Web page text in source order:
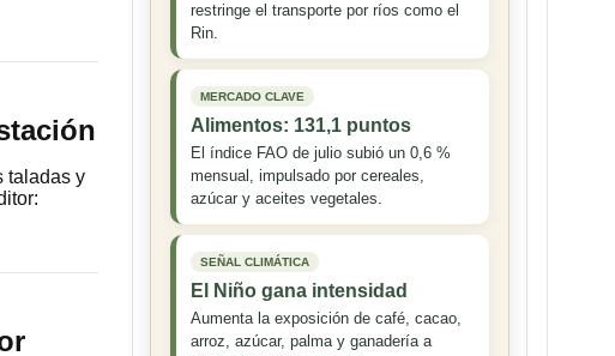
taladas y
restringe el transporte por ríos como el
Rin.
MERCADO CLAVE
Alimentos: 131,1 puntos
El índice FAO de julio subió un 0,6 %
mensual, impulsado por cereales,
azúcar y aceites vegetales.
SEÑAL CLIMÁTICA
El Niño gana intensidad
Aumenta la exposición de café, cacao,
arroz, azúcar, palma y ganadería a